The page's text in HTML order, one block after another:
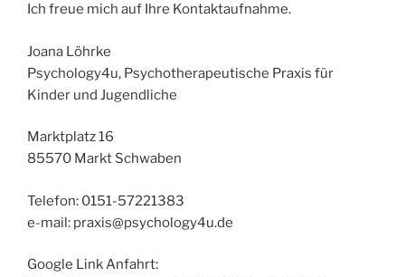
Ich freue mich auf Ihre Kontaktaufnahme.
Joana Löhrke
Psychology4u, Psychotherapeutische Praxis für
Kinder und Jugendliche
Marktplatz 16
85570 Markt Schwaben
Telefon: 0151-57221383
e-mail: praxis@psychology4u.de
Google Link Anfahrt: